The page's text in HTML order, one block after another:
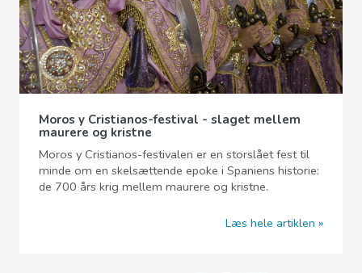
Moros y Cristianos-festival - slaget mellem
maurere og kristne
Moros y Cristianos-festivalen er en storslået fest til
minde om en skelsættende epoke i Spaniens historie:
de 700 års krig mellem maurere og kristne.
Læs hele artiklen